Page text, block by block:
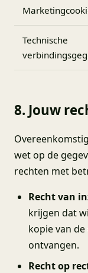
Technische
8. Jouw
wet op de
rechten met
Recht van
krijgen dat
kopie van
ontvangen.
Recht op